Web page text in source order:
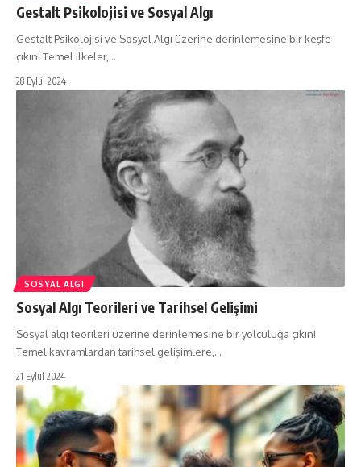
Gestalt Psikolojisi ve Sosyal Algı
Gestalt Psikolojisi ve Sosyal Algı üzerine derinlemesine bir keşfe
çıkın! Temel ilkeler,…
28 Eylül 2024
SOSYAL ALGI
Sosyal Algı Teorileri ve Tarihsel Gelişimi
Sosyal algı teorileri üzerine derinlemesine bir yolculuğa çıkın!
Temel kavramlardan tarihsel gelişimlere,…
21 Eylül 2024